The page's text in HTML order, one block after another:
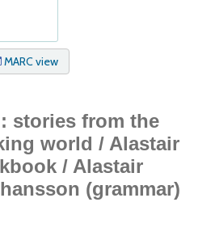
MARC view
stories from the
world / Alastair
/ Alastair
(grammar)